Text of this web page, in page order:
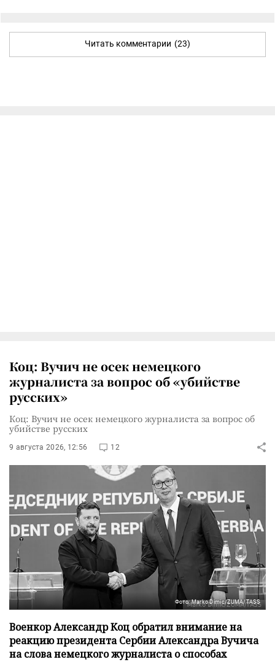
Читать комментарии (23)
Коц: Вучич не осек немецкого
журналиста за вопрос об «убийстве
русских»
Коц: Вучич не осек немецкого журналиста за вопрос об
убийстве русских
9 августа 2026, 12:56 12
Фото: Marko Dimic/ZUMA/TASS
Военкор Александр Коц обратил внимание на
реакцию президента Сербии Александра Вучича
на слова немецкого журналиста о способах